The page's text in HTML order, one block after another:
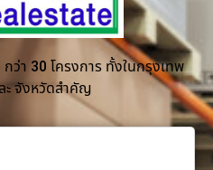
กว่า 30 โครงการ ทั้งในกรุงเทพ
จังหวัดสำคัญ